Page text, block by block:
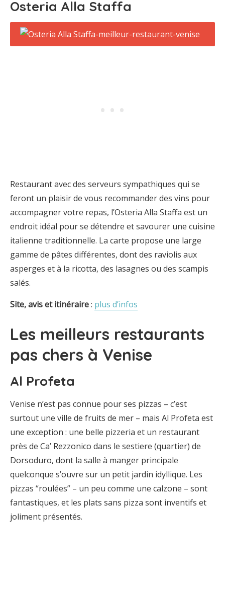
Osteria Alla Staffa
Restaurant avec des serveurs sympathiques qui se
feront un plaisir de vous recommander des vins pour
accompagner votre repas, l’Osteria Alla Staffa est un
endroit idéal pour se détendre et savourer une cuisine
italienne traditionnelle. La carte propose une large
gamme de pâtes différentes, dont des raviolis aux
asperges et à la ricotta, des lasagnes ou des scampis
salés.
Site, avis et itinéraire: plus d’infos
Les meilleurs restaurants
pas chers à Venise
Al Profeta
Venise n’est pas connue pour ses pizzas – c’est
surtout une ville de fruits de mer – mais Al Profeta est
une exception : une belle pizzeria et un restaurant
près de Ca’ Rezzonico dans le sestiere (quartier) de
Dorsoduro, dont la salle à manger principale
quelconque s’ouvre sur un petit jardin idyllique. Les
pizzas “roulées” – un peu comme une calzone – sont
fantastiques, et les plats sans pizza sont inventifs et
joliment présentés.